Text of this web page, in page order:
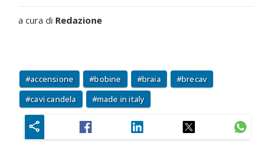
a cura di Redazione
accensione bobine braia
brecav
cavi candela
made in italy